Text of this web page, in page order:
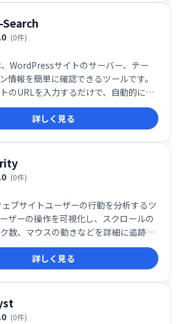
Search
(0件)
WordPressサイトのサーバー、テー
情報を簡単に確認できるツールです。
のURLを入力するだけで、自動的にカ
された情報を取得。デザイン参考サイト
ます。ギャラリーサイトや事例集とし
す。
詳しく見る
(0件)
ブサイトユーザーの行動を分析するツ
ザーの操作を可視化し、スクロールの
数、マウスの動きなどを詳細に追跡し
より、ユーザーエクスペリエンスの課題
ブサイトの改善に役立ちます。直感的
ェースで、簡単に分析結果を確認できま
トの改善でお悩みの企業様は、Clarity
を理解し、効果的な改善策を講じまし
詳しく見る
(0件)